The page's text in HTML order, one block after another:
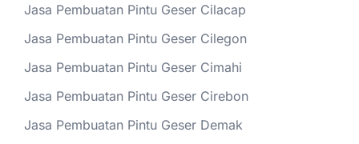
Jasa Pembuatan Pintu Geser Cilacap
Jasa Pembuatan Pintu Geser Cilegon
Jasa Pembuatan Pintu Geser Cimahi
Jasa Pembuatan Pintu Geser Cirebon
Jasa Pembuatan Pintu Geser Demak